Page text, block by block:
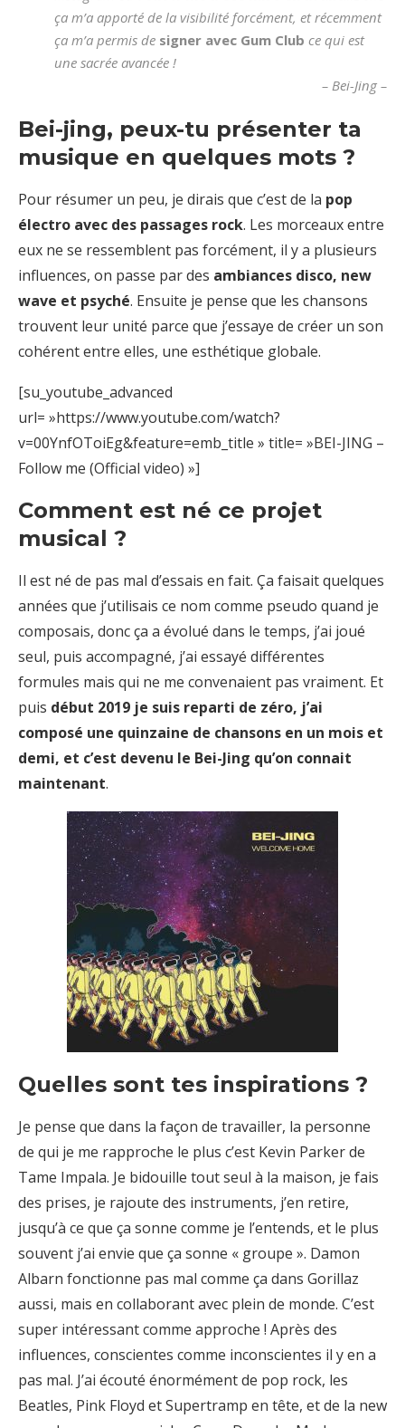
ça m’a apporté de la visibilité forcément, et récemment
ça m’a permis de signer avec Gum Club ce qui est
une sacrée avancée !
– Bei-Jing –
Bei-jing, peux-tu présenter ta
musique en quelques mots ?
Pour résumer un peu, je dirais que c’est de la pop
électro avec des passages rock. Les morceaux entre
eux ne se ressemblent pas forcément, il y a plusieurs
influences, on passe par des ambiances disco, new
wave et psyché. Ensuite je pense que les chansons
trouvent leur unité parce que j’essaye de créer un son
cohérent entre elles, une esthétique globale.
[su_youtube_advanced
url= »https://www.youtube.com/watch?
v=00YnfOToiEg&feature=emb_title » title= »BEI-JING –
Follow me (Official video) »]
Comment est né ce projet
musical ?
Il est né de pas mal d’essais en fait. Ça faisait quelques
années que j’utilisais ce nom comme pseudo quand je
composais, donc ça a évolué dans le temps, j’ai joué
seul, puis accompagné, j’ai essayé différentes
formules mais qui ne me convenaient pas vraiment. Et
puis début 2019 je suis reparti de zéro, j’ai
composé une quinzaine de chansons en un mois et
demi, et c’est devenu le Bei-Jing qu’on connait
maintenant.
Quelles sont tes inspirations ?
Je pense que dans la façon de travailler, la personne
de qui je me rapproche le plus c’est Kevin Parker de
Tame Impala. Je bidouille tout seul à la maison, je fais
des prises, je rajoute des instruments, j’en retire,
jusqu’à ce que ça sonne comme je l’entends, et le plus
souvent j’ai envie que ça sonne « groupe ». Damon
Albarn fonctionne pas mal comme ça dans Gorillaz
aussi, mais en collaborant avec plein de monde. C’est
super intéressant comme approche ! Après des
influences, conscientes comme inconscientes il y en a
pas mal. J’ai écouté énormément de pop rock, les
Beatles, Pink Floyd et Supertramp en tête, et de la new